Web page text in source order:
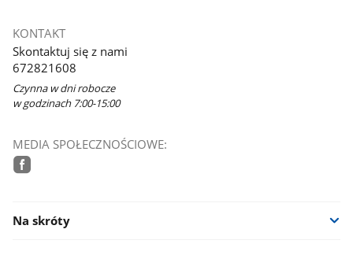
KONTAKT
Skontaktuj się z nami
672821608
Czynna w dni robocze
w godzinach 7:00-15:00
MEDIA SPOŁECZNOŚCIOWE:
Na skróty